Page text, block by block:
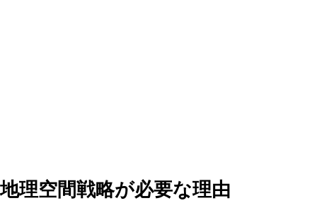
地理空間戦略が必要な理由